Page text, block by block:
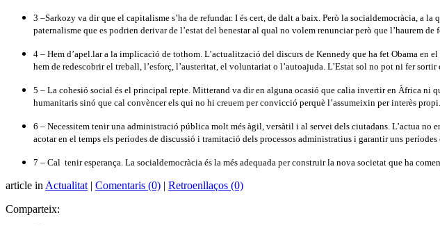
3 –Sarkozy va dir que el capitalisme s’ha de refundar. I és cert, de dalt a baix. Però la socialdemocràcia, a
paternalisme que es podrien derivar de l’estat del benestar al qual no volem renunciar però que l’haurem
4 – Hem d’apel.lar a la implicació de tothom. L’actualització del discurs de Kennedy que ha fet Obama
hem de redescobrir el treball, l’esforç, l’austeritat, el voluntariat o l’autoajuda. L’Estat sol no pot ni fer
5 – La cohesió social és el principal repte. Mitterand va dir en alguna ocasió que calia invertir en Àfrica ni
humanitaris sinó que cal convèncer els qui no hi creuem per convicció perquè l’assumeixin per interès
6 – Necessitem tenir una administració pública molt més àgil, versàtil i al servei dels ciutadans. L’actua
acotar en el temps els períodes de discussió i tramitació dels processos administratius i garantir uns períodes
7 – Cal tenir esperança. La socialdemocràcia és la més adequada per construir la nova societat que ha
article in Actualitat | Comentaris (0) | Retroenllaços (0)
Comparteix: